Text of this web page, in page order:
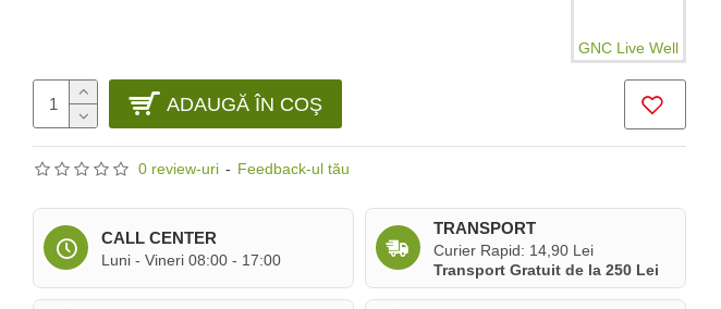
0 review-uri - Feedback-ul tău
GNC Live Well
ADAUGĂ ÎN COŞ
CALL CENTER
Luni - Vineri 08:00 - 17:00
TRANSPORT
Curier Rapid: 14,90 Lei
Transport Gratuit de la 250 Lei